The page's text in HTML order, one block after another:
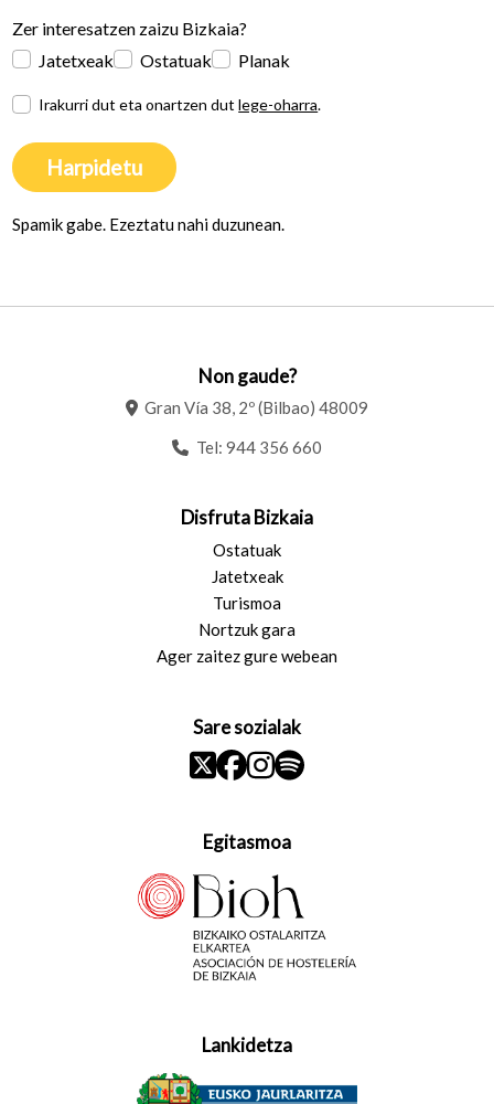
Zer interesatzen zaizu Bizkaia?
Jatetxeak
Ostatuak Planak
Irakurri dut eta onartzen dutlege-oharra.
Harpidetu
Spamik gabe. Ezeztatu nahi duzunean.
Non gaude?
Gran Vía 38, 2º (Bilbao) 48009
Tel: 944 356 660
Disfruta Bizkaia
Ostatuak
Jatetxeak
Turismoa
Nortzuk gara
Ager zaitez gure webean
Sare sozialak
Egitasmoa
Lankidetza